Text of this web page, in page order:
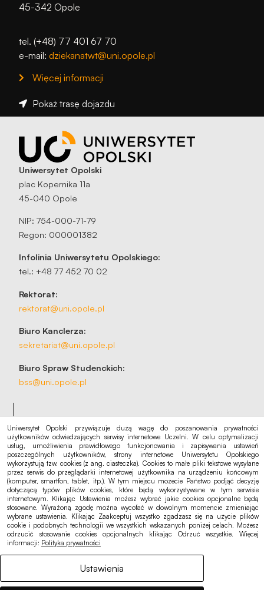
45-342 Opole
tel. (+48) 77 401 67 70
e-mail: dziekanatwt@uni.opole.pl
Więcej informacji
Pokaż trasę dojazdu
Uniwersytet Opolski
plac Kopernika 11a
45-040 Opole
NIP: 754-000-71-79
Regon: 000001382
Infolinia Uniwersytetu Opolskiego:
tel.: +48 77 452 70 02
Rektorat:
rektorat@uni.opole.pl
Biuro Kanclerza:
sekretariat@uni.opole.pl
Biuro Spraw Studenckich:
bss@uni.opole.pl
Na skróty
Rekrutacja
Kalendarz akademicki
Punkt logowania eduroam
Ogłoszenia, oferty
Deklaracja dostępności
Polityka cookies
Uniwersytet Opolski przywiązuje dużą wagę do poszanowania prywatności
użytkowników odwiedzających serwisy internetowe Uczelni. W celu optymalizacji
usług, umożliwienia prawidłowego funkcjonowania i zapisywania ustawień
poszczególnych użytkowników, strony internetowe Uniwersytetu Opolskiego
wykorzystują tzw. cookies (z ang. ciasteczka). Cookies to małe pliki tekstowe wysyłane
przez serwis do przeglądarki internetowej użytkownika na urządzeniu końcowym
(komputer, smartfon, tablet, itp.). W tym miejscu możecie Państwo podjąć decyzję
dotyczącą typów plików cookies, które będą wykorzystywane w tym serwisie
internetowym. Klikając Ustawienia możesz wybrać jakie cookies opcjonalne będą
stosowane. Wyrażoną zgodę można wycofać w dowolnym momencie zmieniając
wybrane ustawienia. Klikając Zaakceptuj wszystko zgadzasz się na użycie plików
cookie i podobnych technologii we wszystkich wskazanych poniżej celach. Możesz
odrzucić stosowanie cookies opcjonalnych klikając Odrzuć wszystkie. Więcej
informacji: Polityka prywatności
Ustawienia